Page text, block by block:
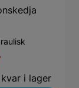
i lager